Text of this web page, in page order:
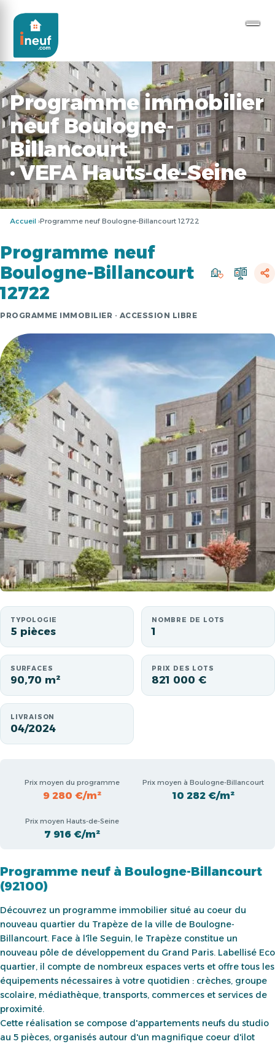
Programme immobilier
neuf Boulogne-
Billancourt
· VEFA Hauts-de-Seine
Accueil Programme neuf Boulogne-Billancourt 12722
Programme neuf
Boulogne-Billancourt
12722
PROGRAMME IMMOBILIER · ACCESSION LIBRE
TYPOLOGIE
5 pièces
NOMBRE DE LOTS
1
SURFACES
90,70 m²
PRIX DES LOTS
821 000 €
LIVRAISON
04/2024
Prix moyen du programme
9 280 €/m²
Prix moyen à Boulogne-Billancourt
10 282 €/m²
Prix moyen Hauts-de-Seine
7 916 €/m²
Programme neuf à Boulogne-Billancourt
(92100)
Découvrez un programme immobilier situé au coeur du
nouveau quartier du Trapèze de la ville de Boulogne-
Billancourt. Face à l'île Seguin, le Trapèze constitue un
nouveau pôle de développement du Grand Paris. Labellisé Eco
quartier, il compte de nombreux espaces verts et offre tous les
équipements nécessaires à votre quotidien : crèches, groupe
scolaire, médiathèque, transports, commerces et services de
proximité.
Cette réalisation se compose d'appartements neufs du studio
au 5 pièces, organisés autour d'un magnifique coeur d'ilot